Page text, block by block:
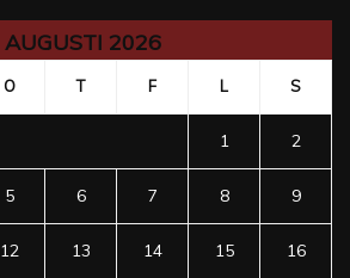
AUGUSTI 2026
O T F L S
1 2
5 6 7 8 9
12 13 14 15 16